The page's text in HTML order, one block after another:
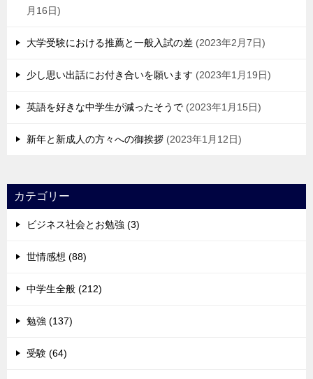
月16日
大学受験における推薦と一般入試の差 2023年2月7日
少し思い出話にお付き合いを願います 2023年1月19日
英語を好きな中学生が減ったそうで 2023年1月15日
新年と新成人の方々への御挨拶 2023年1月12日
カテゴリー
ビジネス社会とお勉強 (3)
世情感想 (88)
中学生全般 (212)
勉強 (137)
受験 (64)